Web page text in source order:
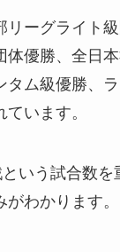
リーグライト
体優勝、全日
タム級優勝、
います。
いう試合数を
わかります。